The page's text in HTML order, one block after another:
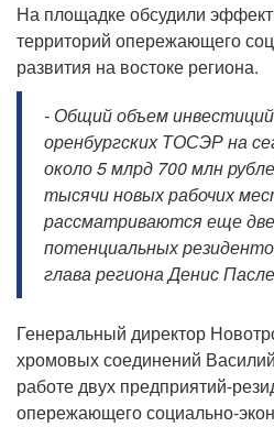
На площадке обсудили
территорий опережающего
развития на востоке региона.
- Общий объем
оренбургских ТОСЭР на
около 5 млрд 700 млн
тысячи новых рабочих
рассматриваются еще две
потенциальных
глава региона Денис
Генеральный директор
хромовых соединений
работе двух предприятий-
опережающего социально-